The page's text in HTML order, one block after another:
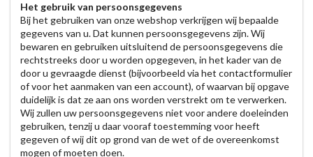
Het gebruik van persoonsgegevens
Bij het gebruiken van onze webshop verkrijgen wij bepaalde
gegevens van u. Dat kunnen persoonsgegevens zijn. Wij
bewaren en gebruiken uitsluitend de persoonsgegevens die
rechtstreeks door u worden opgegeven, in het kader van de
door u gevraagde dienst (bijvoorbeeld via het contactformulier
of voor het aanmaken van een account), of waarvan bij opgave
duidelijk is dat ze aan ons worden verstrekt om te verwerken.
Wij zullen uw persoonsgegevens niet voor andere doeleinden
gebruiken, tenzij u daar vooraf toestemming voor heeft
gegeven of wij dit op grond van de wet of de overeenkomst
mogen of moeten doen.